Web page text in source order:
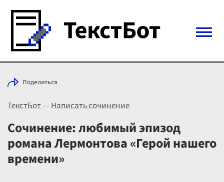
Войти с Telegram
Выбрать режим
Цены
Поделиться
ТекстБот—Написать сочинение
Сочинение: любимый эпизод
романа Лермонтова «Герой нашего
времени»